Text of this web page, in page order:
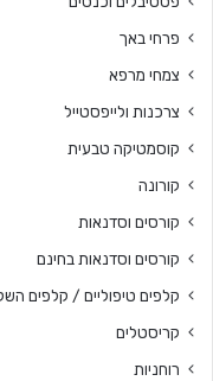
פרחי באך
צמחי מרפא
צרכנות ולייפסטייל
קוסמטיקה טבעית
קורונה
קורסים וסדנאות
קורסים וסדנאות בחינם
קלפים טיפוליים / קלפים
קריסטלים
רוחניות